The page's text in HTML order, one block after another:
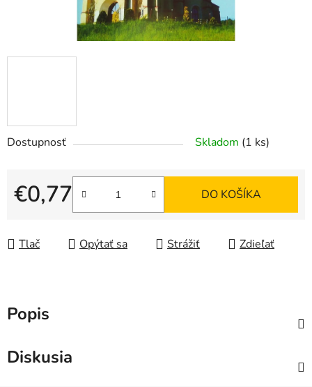
Dostupnosť Skladom (1 ks)
€0,77
Jednotková cena:
DO KOŠÍKA
Tlač Opýtať sa Strážiť Zdieľať
Popis
Diskusia